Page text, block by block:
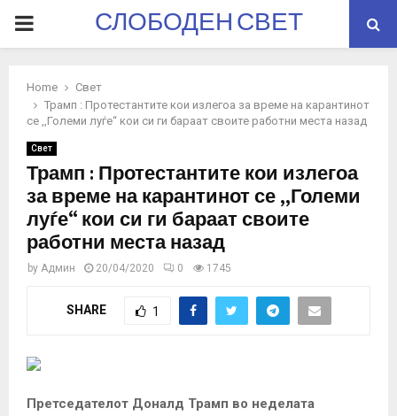
PRIMARYСЛОБОДЕН СВЕТ
Home
Свет
Трамп : Протестантите кои излегоа за време на карантинот
се ,,Големи луѓе“ кои си ги бараат своите работни места назад
Свет
Трамп : Протестантите кои излегоа
за време на карантинот се ,,Големи
луѓе“ кои си ги бараат своите
работни места назад
by Админ 20/04/2020 0 1745
SHARE 1
Претседателот Доналд Трамп во неделата